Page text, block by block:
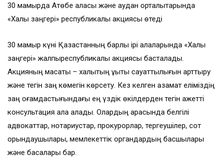
30 мамырда Ақтөбе қаласы және аудан орталықтарында
«Халық заңгері» республикалық акциясы өтеді
30 мамыр күні Қазақстанның барлық ірі қалаларында «Халық
заңгері» жалпыреспубликалық акциясы басталады.
Акцияның мақсаты – халықтың құқықтық сауаттылығын арттыру
және тегін заң көмегін көрсету. Кез келген азамат еліміздің
заң қоғамдастығындағы ең үздік өкілдерден тегін қажетті
консультация ала алады. Олардың арасында белгілі
адвокаттар, нотариустар, прокурорлар, тергеушілер, сот
орындаушылары, мемлекеттік органдардың басшылары
және басқалары бар.